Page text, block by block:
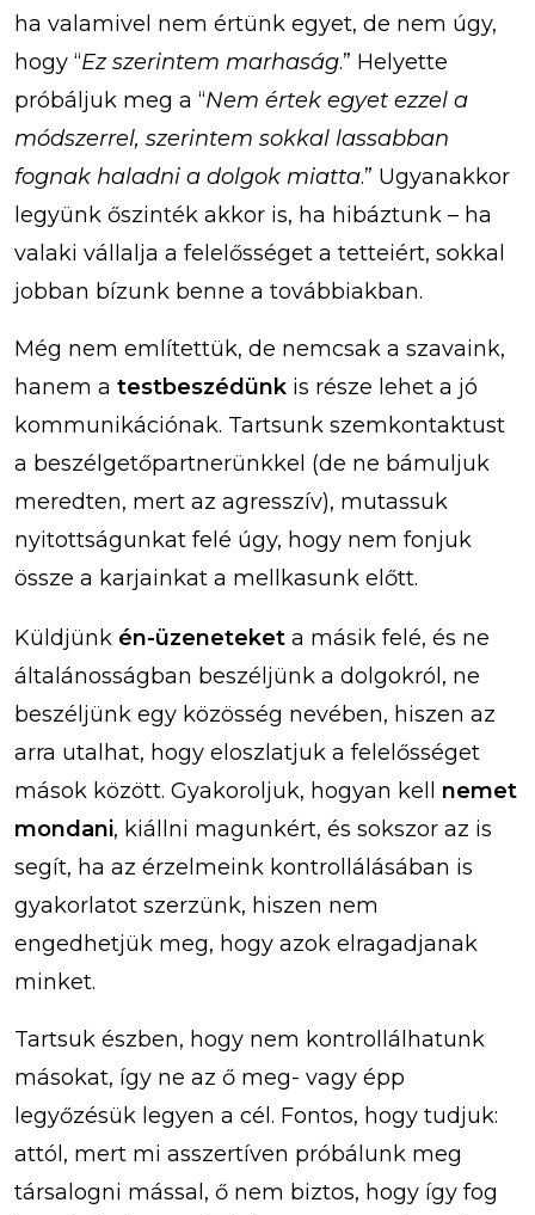
ha valamivel nem értünk egyet, de nem úgy,
hogy “Ez szerintem marhaság.” Helyette
próbáljuk meg a “Nem értek egyet ezzel a
módszerrel, szerintem sokkal lassabban
fognak haladni a dolgok miatta.” Ugyanakkor
legyünk őszinték akkor is, ha hibáztunk – ha
valaki vállalja a felelősséget a tetteiért, sokkal
jobban bízunk benne a továbbiakban.
Még nem említettük, de nemcsak a szavaink,
hanem a testbeszédünk is része lehet a jó
kommunikációnak. Tartsunk szemkontaktust
a beszélgetőpartnerünkkel (de ne bámuljuk
meredten, mert az agresszív), mutassuk
nyitottságunkat felé úgy, hogy nem fonjuk
össze a karjainkat a mellkasunk előtt.
Küldjünk én-üzeneteket a másik felé, és ne
általánosságban beszéljünk a dolgokról, ne
beszéljünk egy közösség nevében, hiszen az
arra utalhat, hogy eloszlatjuk a felelősséget
mások között. Gyakoroljuk, hogyan kell nemet
mondani, kiállni magunkért, és sokszor az is
segít, ha az érzelmeink kontrollálásában is
gyakorlatot szerzünk, hiszen nem
engedhetjük meg, hogy azok elragadjanak
minket.
Tartsuk észben, hogy nem kontrollálhatunk
másokat, így ne az ő meg- vagy épp
legyőzésük legyen a cél. Fontos, hogy tudjuk:
attól, mert mi asszertíven próbálunk meg
társalogni mással, ő nem biztos, hogy így fog